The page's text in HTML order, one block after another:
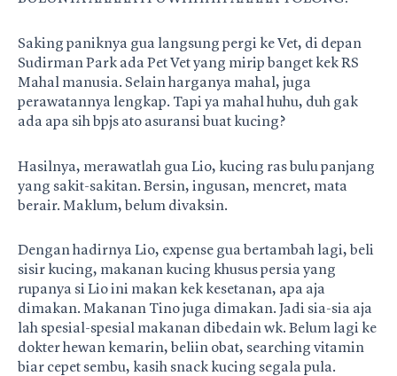
Saking paniknya gua langsung pergi ke Vet, di depan
Sudirman Park ada Pet Vet yang mirip banget kek RS
Mahal manusia. Selain harganya mahal, juga
perawatannya lengkap. Tapi ya mahal huhu, duh gak
ada apa sih bpjs ato asuransi buat kucing?
Hasilnya, merawatlah gua Lio, kucing ras bulu panjang
yang sakit-sakitan. Bersin, ingusan, mencret, mata
berair. Maklum, belum divaksin.
Dengan hadirnya Lio, expense gua bertambah lagi, beli
sisir kucing, makanan kucing khusus persia yang
rupanya si Lio ini makan kek kesetanan, apa aja
dimakan. Makanan Tino juga dimakan. Jadi sia-sia aja
lah spesial-spesial makanan dibedain wk. Belum lagi ke
dokter hewan kemarin, beliin obat, searching vitamin
biar cepet sembu, kasih snack kucing segala pula.